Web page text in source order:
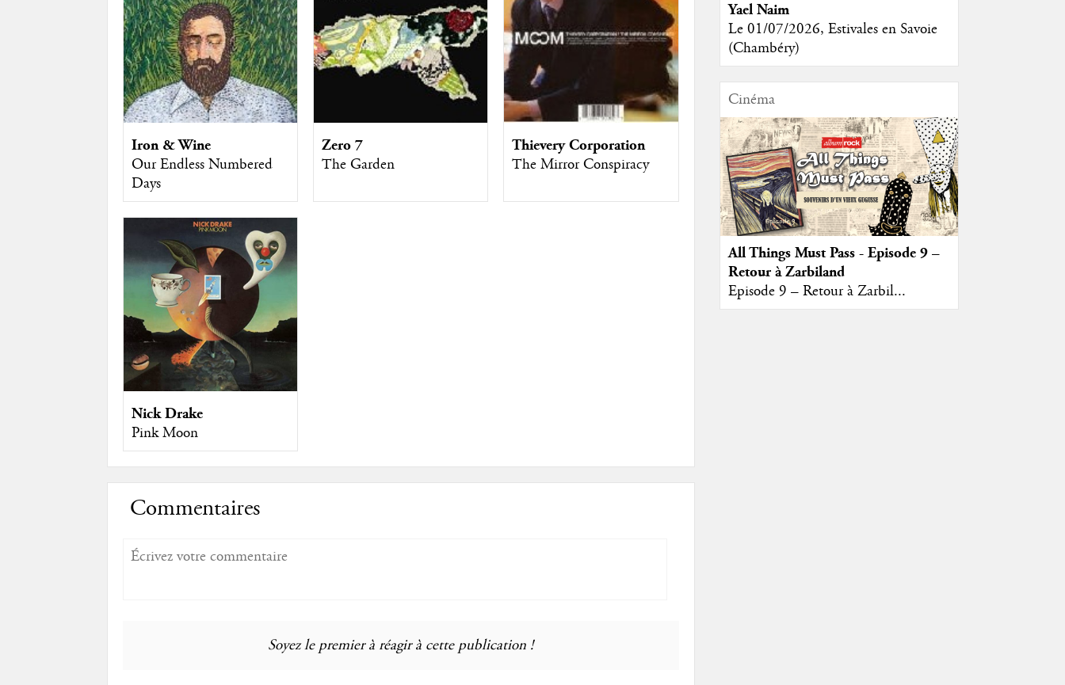
Iron & Wine
Our Endless Numbered
Days
Zero 7
The Garden
Thievery Corporation
The Mirror Conspiracy
Nick Drake
Pink Moon
Commentaires
Soyez le premier à réagir à cette publication !
Yael Naim
Le 01/07/2026, Estivales en Savoie
(Chambéry)
Cinéma
All Things Must Pass - Episode 9 –
Retour à Zarbiland
Episode 9 – Retour à Zarbil...